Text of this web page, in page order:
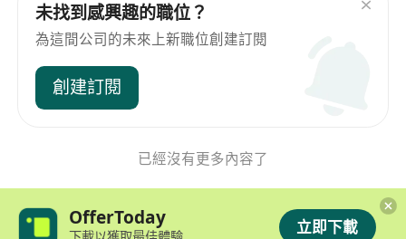
未找到感興趣的職位？
為這間公司的未來上新職位創建訂閱
創建訂閱
已經沒有更多內容了
OfferToday 立即下載